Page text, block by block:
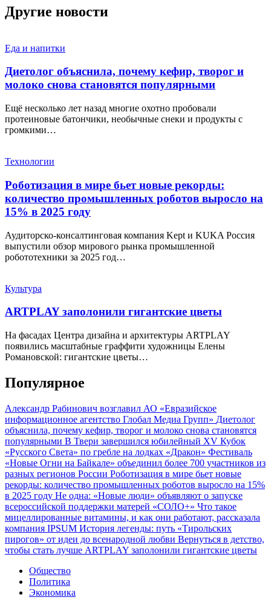
Другие новости
Еда и напитки
Диетолог объяснила, почему кефир, творог и
молоко снова становятся популярными
Ещё несколько лет назад многие охотно пробовали
протеиновые батончики, необычные снеки и продукты с
громкими…
Технологии
Роботизация в мире бьет новые рекорды:
количество промышленных роботов выросло на
15% в 2025 году
Аудиторско-консалтинговая компания Kept и KUKA Россия
выпустили обзор мирового рынка промышленной
робототехники за 2025 год…
Культура
ARTPLAY заполонили гигантские цветы
На фасадах Центра дизайна и архитектуры ARTPLAY
появились масштабные граффити художницы Елены
Романовской: гигантские цветы…
Популярное
Александр Рабинович возглавил АО «Евразийское
информационное агентство Глобал Медиа Групп» Диетолог
объяснила, почему кефир, творог и молоко снова становятся
популярными В Твери завершился юбилейный XV Кубок
«Русского Света» по гребле на лодках «Дракон» Фестиваль
«Новые Огни на Байкале» объединил более 700 участников из
разных регионов России Роботизация в мире бьет новые
рекорды: количество промышленных роботов выросло на 15%
в 2025 году Не одна: «Новые люди» объявляют о запуске
всероссийской поддержки матерей «СОЛО+» Что такое
мицеллированные витамины, и как они работают, рассказала
компания IPSUM История легенды: путь «Тирольских
пирогов» от идеи до всенародной любви Вернуться в детство,
чтобы стать лучше ARTPLAY заполонили гигантские цветы
Общество
Политика
Экономика